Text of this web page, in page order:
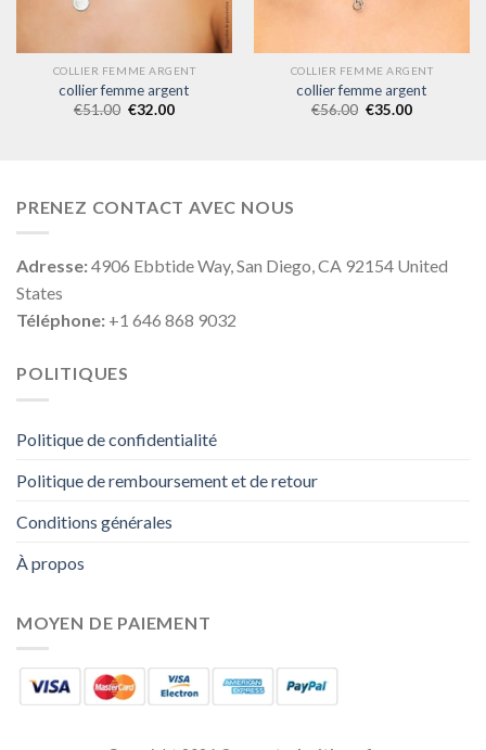
COLLIER FEMME ARGENT
collier femme argent
€51.00 €32.00
COLLIER FEMME ARGENT
collier femme argent
€56.00 €35.00
PRENEZ CONTACT AVEC NOUS
Adresse:4906 Ebbtide Way, San Diego, CA 92154 United
States
Téléphone: +1 646 868 9032
POLITIQUES
Politique de confidentialité
Politique de remboursement et de retour
Conditions générales
À propos
MOYEN DE PAIEMENT